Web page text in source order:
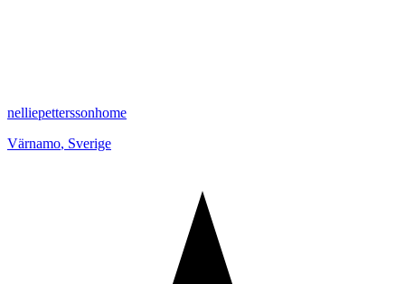
nelliepetterssonhome
Värnamo, Sverige